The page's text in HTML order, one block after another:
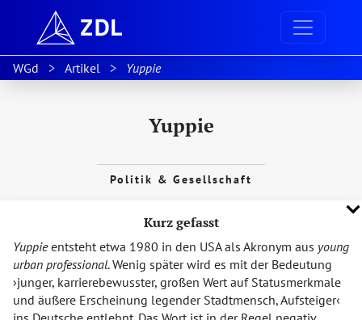
WGd Artikel Yuppie
Yuppie
Politik & Gesellschaft
Kurz gefasst
Yuppieentsteht etwa 1980 in den USA als Akronym aus young
urban professional. Wenig später wird es mit der Bedeutung
junger, karrierebewusster, großen Wert auf Statusmerkmale
und äußere Erscheinung legender Stadtmensch, Aufsteiger